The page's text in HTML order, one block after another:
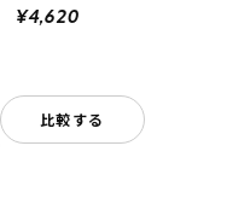
¥4,620
比較する